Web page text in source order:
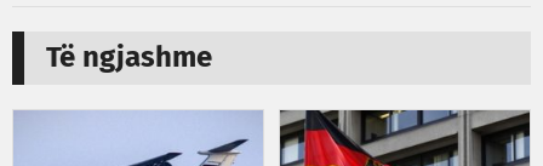
Të ngjashme